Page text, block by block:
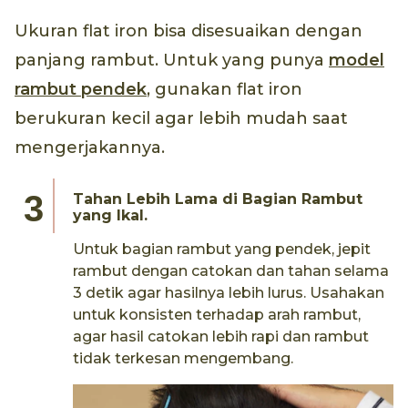
Ukuran flat iron bisa disesuaikan dengan
panjang rambut. Untuk yang punya model
rambut pendek, gunakan flat iron
berukuran kecil agar lebih mudah saat
mengerjakannya.
Tahan Lebih Lama di Bagian Rambut
yang Ikal.
Untuk bagian rambut yang pendek, jepit
rambut dengan catokan dan tahan selama
3 detik agar hasilnya lebih lurus. Usahakan
untuk konsisten terhadap arah rambut,
agar hasil catokan lebih rapi dan rambut
tidak terkesan mengembang.